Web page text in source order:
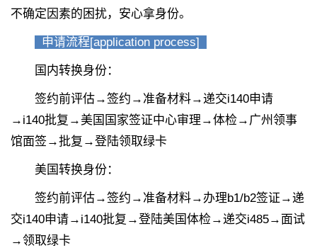
不确定因素的困扰，安心拿身份。
申请流程[application process]
国内转换身份：
签约前评估→签约→准备材料→递交i140申请
→i140批复→美国国家签证中心审理→体检→广州领事
馆面签→批复→登陆领取绿卡
美国转换身份：
签约前评估→签约→准备材料→办理b1/b2签证→递
交i140申请→i140批复→登陆美国体检→递交i485→面试
→领取绿卡